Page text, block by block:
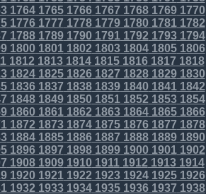
1764176517661767 176817691770
17761777 17781779178017811782
17881789179017911792 17931794
180018011802 1803180418051806
1812 18131814181518161817 1818
1824182518261827 182818291830
18361837 18381839184018411842
18481849185018511852 18531854
186018611862 1863186418651866
1872 18731874187518761877 1878
1884188518861887 188818891890
18961897 18981899190019011902
19081909191019111912 19131914
192019211922 1923192419251926
1932 19331934193519361937 1938